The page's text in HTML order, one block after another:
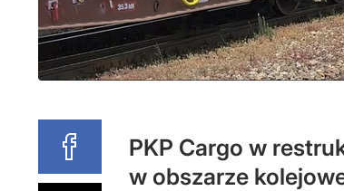
PKP Cargo w
w obszarze